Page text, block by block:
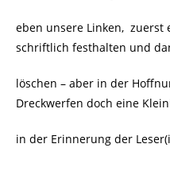
eben unsere Linken, zuerst
schriftlich festhalten und
löschen – aber in der
Dreckwerfen doch eine
in der Erinnerung der